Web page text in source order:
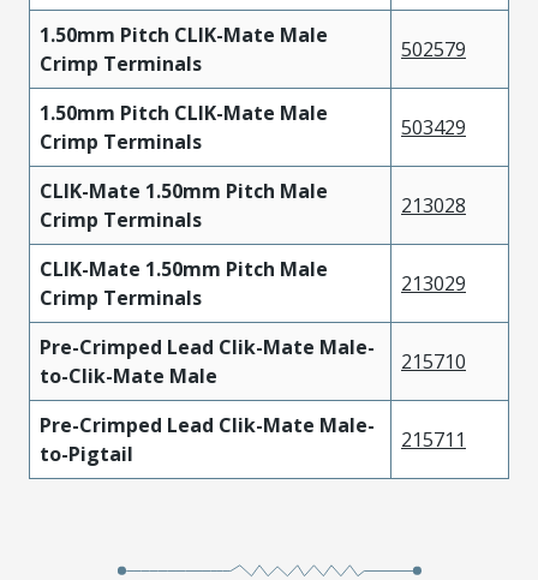
1.50mm Pitch CLIK-Mate Male
Crimp Terminals
502579
1.50mm Pitch CLIK-Mate Male
Crimp Terminals
503429
CLIK-Mate 1.50mm Pitch Male
Crimp Terminals
213028
CLIK-Mate 1.50mm Pitch Male
Crimp Terminals
213029
Pre-Crimped Lead Clik-Mate Male-
to-Clik-Mate Male
215710
Pre-Crimped Lead Clik-Mate Male-
to-Pigtail
215711